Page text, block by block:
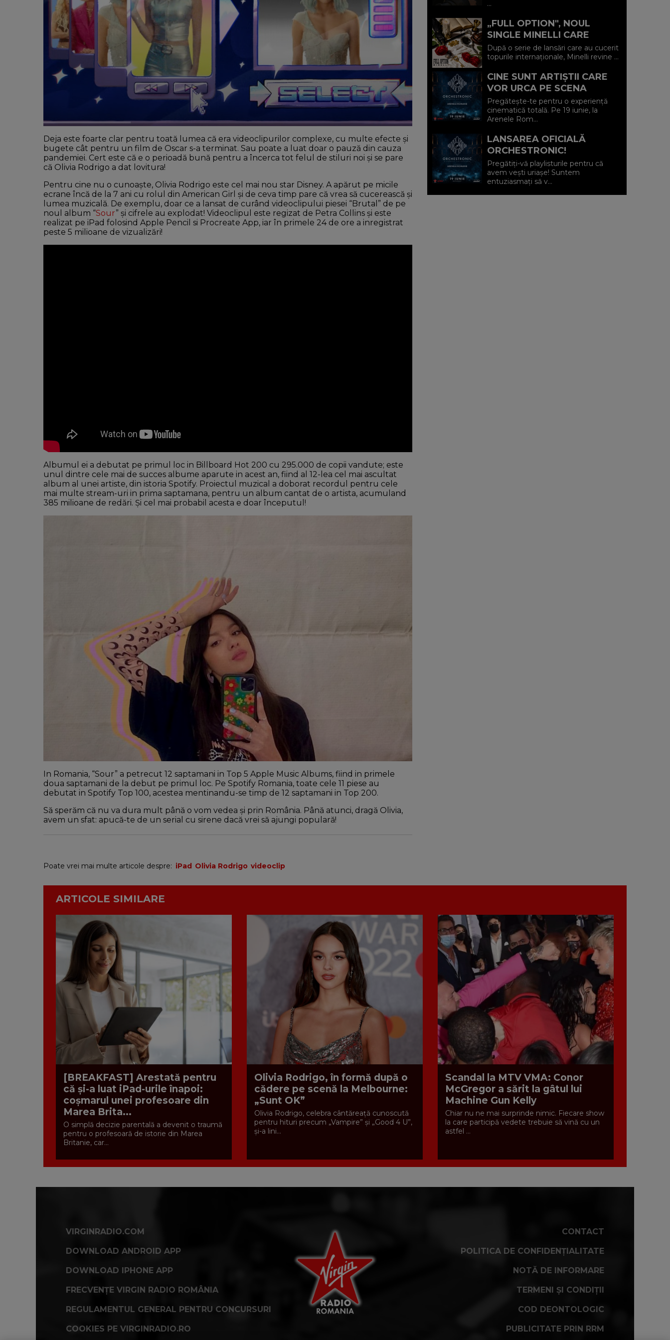
Deja este foarte clar pentru toată lumea că era videoclipurilor complexe, cu multe efecte și
bugete cât pentru un film de Oscar s-a terminat. Sau poate a luat doar o pauză din cauza
pandemiei. Cert este că e o perioadă bună pentru a încerca tot felul de stiluri noi și se pare
că Olivia Rodrigo a dat lovitura!
Pentru cine nu o cunoaște, Olivia Rodrigo este cel mai nou star Disney. A apărut pe micile
ecrane încă de la 7 ani cu rolul din American Girl și de ceva timp pare că vrea să cucerească și
lumea muzicală. De exemplu, doar ce a lansat de curând videoclipului piesei “Brutal” de pe
noul album “Sour” și cifrele au explodat! Videoclipul este regizat de Petra Collins și este
realizat pe iPad folosind Apple Pencil si Procreate App, iar în primele 24 de ore a inregistrat
peste 5 milioane de vizualizări!
Albumul ei a debutat pe primul loc in Billboard Hot 200 cu 295.000 de copii vandute; este
unul dintre cele mai de succes albume aparute in acest an, fiind al 12-lea cel mai ascultat
album al unei artiste, din istoria Spotify. Proiectul muzical a doborat recordul pentru cele
mai multe stream-uri in prima saptamana, pentru un album cantat de o artista, acumuland
385 milioane de redări. Și cel mai probabil acesta e doar începutul!
In Romania, “Sour” a petrecut 12 saptamani in Top 5 Apple Music Albums, fiind in primele
doua saptamani de la debut pe primul loc. Pe Spotify Romania, toate cele 11 piese au
debutat in Spotify Top 100, acestea mentinandu-se timp de 12 saptamani in Top 200.
Să sperăm că nu va dura mult până o vom vedea și prin România. Până atunci, dragă Olivia,
avem un sfat: apucă-te de un serial cu sirene dacă vrei să ajungi populară!
Poate vrei mai multe articole despre: iPad Olivia Rodrigo videoclip
CARE ADUCE LINIȘ...
...
„FULL OPTION", NOUL
SINGLE MINELLI CARE
SPUNE RĂSPICAT: „TOTUL
SAU NIMIC"
După o serie de lansări care au cucerit
topurile internaționale, Minelli revine ...
CINE SUNT ARTIȘTII CARE
VOR URCA PE SCENA
MISTERIOASĂ DE LA
ORCHESTRONIC?
Pregătește-te pentru o experiență
cinematică totală. Pe 19 iunie, la
Arenele Rom...
LANSAREA OFICIALĂ
ORCHESTRONIC!
Pregătiți-vă playlisturile pentru că
avem vești uriașe! Suntem
entuziasmați să v...
ARTICOLE SIMILARE
[BREAKFAST] Arestată pentru
că și-a luat iPad-urile înapoi:
coșmarul unei profesoare din
Marea Brita...
O simplă decizie parentală a devenit o traumă
pentru o profesoară de istorie din Marea
Britanie, car...
Olivia Rodrigo, în formă după o
cădere pe scenă la Melbourne:
„Sunt OK”
Olivia Rodrigo, celebra cântăreață cunoscută
pentru hituri precum „Vampire” și „Good 4 U”,
și-a lini...
Scandal la MTV VMA: Conor
McGregor a sărit la gâtul lui
Machine Gun Kelly
Chiar nu ne mai surprinde nimic. Fiecare show
la care participă vedete trebuie să vină cu un
astfel ...
VIRGINRADIO.COM
DOWNLOAD ANDROID APP
DOWNLOAD IPHONE APP
FRECVENȚE VIRGIN RADIO ROMÂNIA
REGULAMENTUL GENERAL PENTRU CONCURSURI
COOKIES PE VIRGINRADIO.RO
CONTACT
POLITICA DE CONFIDENȚIALITATE
NOTĂ DE INFORMARE
TERMENI ȘI CONDIȚII
COD DEONTOLOGIC
PUBLICITATE PRIN RRM